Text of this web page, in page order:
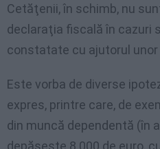
Cetăţenii, în schimb, nu
declaraţia fiscală în cazuri
constatate cu ajutorul
Este vorba de diverse
expres, printre care, de
din muncă dependentă (în
depășește 8.000 de euro,